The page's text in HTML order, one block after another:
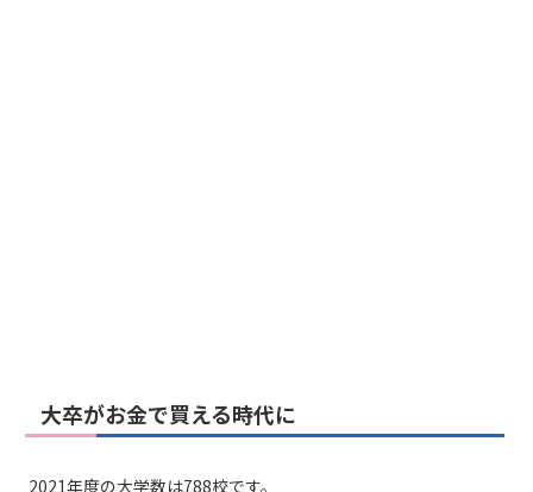
大卒がお金で買える時代に
2021年度の大学数は788校です。